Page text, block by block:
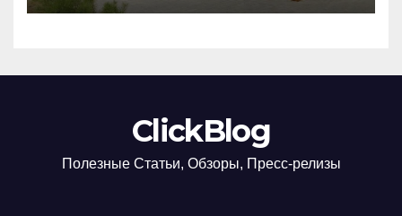
ClickBlog
Полезные Статьи, Обзоры, Пресс-релизы